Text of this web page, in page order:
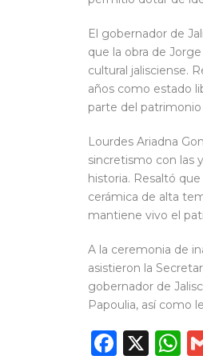
El gobernador de
que la obra de
cultural jalisciense.
años como estado
parte del
Lourdes Ariadna
sincretismo con las
historia. Resaltó
cerámica de alta
mantiene vivo el
A la ceremonia de
asistieron la
gobernador de
Papoulia, así como
X